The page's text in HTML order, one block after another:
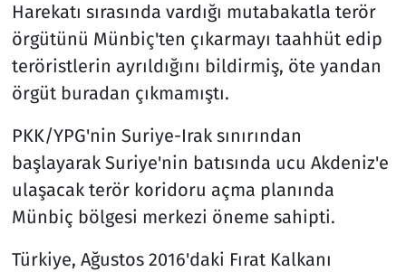
Harekatı sırasında vardığı mutabakatla terör
örgütünü Münbiç'ten çıkarmayı taahhüt edip
teröristlerin ayrıldığını bildirmiş, öte yandan
örgüt buradan çıkmamıştı.
PKK/YPG'nin Suriye-Irak sınırından
başlayarak Suriye'nin batısında ucu Akdeniz'e
ulaşacak terör koridoru açma planında
Münbiç bölgesi merkezi öneme sahipti.
Türkiye, Ağustos 2016'daki Fırat Kalkanı